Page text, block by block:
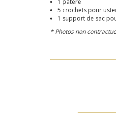
1 patère
5 crochets pour
1 support de sac
* Photos non